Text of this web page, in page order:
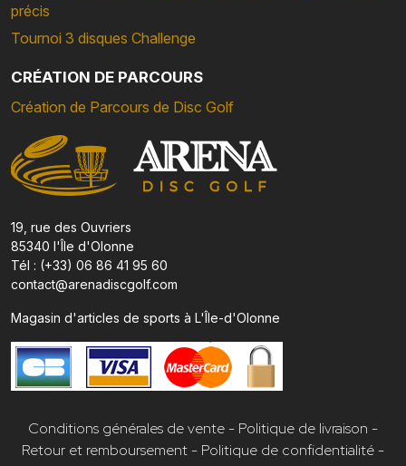
précis
Tournoi 3 disques Challenge
CRÉATION DE PARCOURS
Création de Parcours de Disc Golf
19, rue des Ouvriers
85340 l'Île d'Olonne
Tél : (+33) 06 86 41 95 60
contact@arenadiscgolf.com
Magasin d'articles de sports à L'Île-d'Olonne
Conditions générales de vente- Politique de livraison -
Retour et remboursement- Politique de confidentialité-